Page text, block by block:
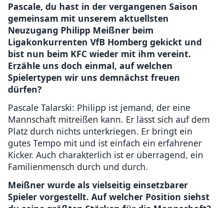
Pascale, du hast in der vergangenen Saison
gemeinsam mit unserem aktuellsten
Neuzugang Philipp Meißner beim
Ligakonkurrenten VfB Homberg gekickt und
bist nun beim KFC wieder mit ihm vereint.
Erzähle uns doch einmal, auf welchen
Spielertypen wir uns demnächst freuen
dürfen?
Pascale Talarski: Philipp ist jemand, der eine
Mannschaft mitreißen kann. Er lässt sich auf dem
Platz durch nichts unterkriegen. Er bringt ein
gutes Tempo mit und ist einfach ein erfahrener
Kicker. Auch charakterlich ist er überragend, ein
Familienmensch durch und durch.
Meißner wurde als vielseitig einsetzbarer
Spieler vorgestellt. Auf welcher Position siehst